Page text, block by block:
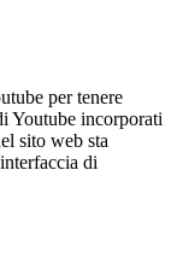
per tenere
Youtube incorporati
sito web sta
di